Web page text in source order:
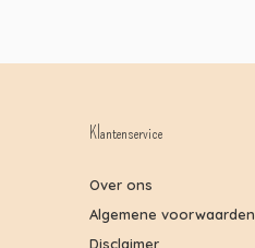
Klantenservice
Over ons
Algemene voorwaarden
Disclaimer